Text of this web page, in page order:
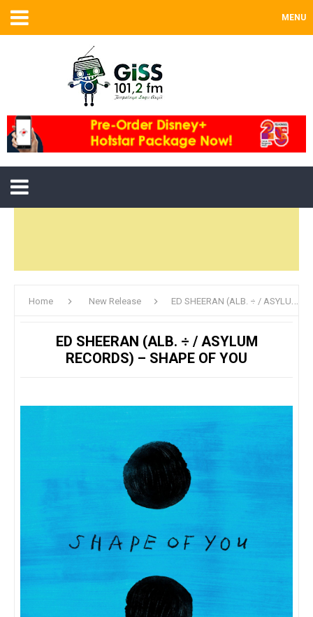
MENU
Home New Release ED SHEERAN (ALB. ÷ / ASYLUM RECORDS) – SHAPE OF YOU
ED SHEERAN (ALB. ÷ / ASYLUM
RECORDS) – SHAPE OF YOU